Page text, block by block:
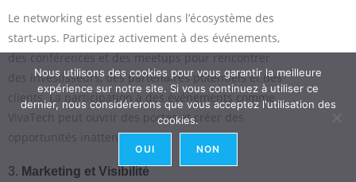
Le networking est essentiel dans l’écosystème des
start-ups. Participez activement à des événements,
des conférences et des meetups pour rencontrer
des investisseurs, des partenaires potentiels et des
clients. La participation à des événements comme
VivaTech peut ouvrir des portes et créer des
opportunités inattendues.
3. Marketing et Visibilité
Nous utilisons des cookies pour vous garantir la meilleure
expérience sur notre site. Si vous continuez à utiliser ce
dernier, nous considérerons que vous acceptez l'utilisation des
cookies.
OUI NON